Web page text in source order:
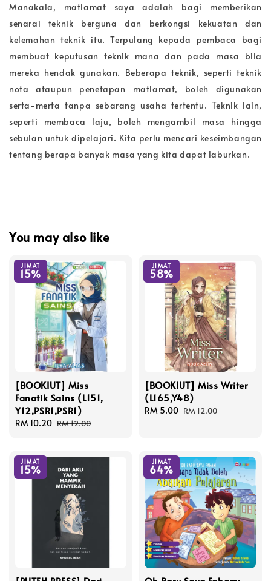
Manakala, matlamat saya adalah bagi memberikan
senarai teknik berguna dan berkongsi kekuatan dan
kelemahan teknik itu. Terpulang kepada pembaca bagi
membuat keputusan teknik mana dan pada masa bila
mereka hendak gunakan. Beberapa teknik, seperti teknik
nota ataupun penetapan matlamat, boleh digunakan
serta-merta tanpa sebarang usaha tertentu. Teknik lain,
seperti membaca laju, boleh mengambil masa hingga
sebulan untuk dipelajari. Kita perlu mencari keseimbangan
tentang berapa banyak masa yang kita dapat laburkan.
You may also like
JIMAT
15%
[BOOKIUT] Miss
Fanatik Sains (L151,
Y12,PSR1,PSR1)
Sale
RM 10.20 Regular
RM 12.00
JIMAT
58%
[BOOKIUT] Miss Writer
(L165,Y48)
Sale
RM 5.00 Regular
RM 12.00
JIMAT
15%
JIMAT
64%